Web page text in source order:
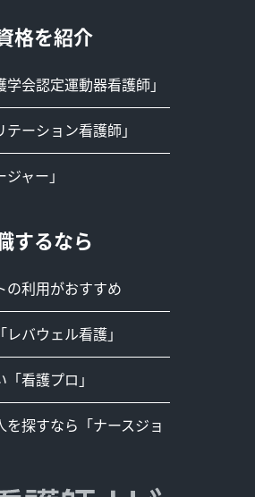
格を紹介
学会認定運動器看護師」
テーション看護師」
ャー」
するなら
の利用がおすすめ
バウェル看護」
看護プロ」
探すなら「ナースジョ